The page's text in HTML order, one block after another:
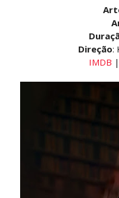
Direção:
IMDB |